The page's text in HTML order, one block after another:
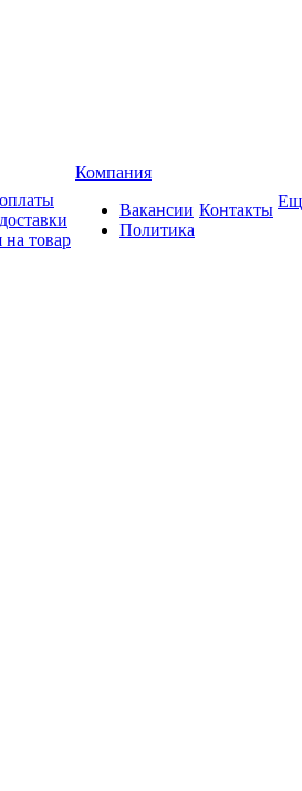
на товар
Компания
Вакансии
Политика
Контакты